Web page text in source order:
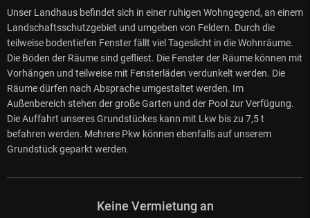
Unser Landhaus befindet sich in einer ruhigen Wohngegend, an einem
Landschaftsschutzgebiet und umgeben von Feldern. Durch die
teilweise bodentiefen Fenster fällt viel Tageslicht in die Wohnräume.
Die Böden der Räume sind gefliest. Die Fenster der Räume können mit
Vorhängen und teilweise mit Fensterläden verdunkelt werden. Die
Räume dürfen nach Absprache umgestaltet werden. Im
Außenbereich stehen der große Garten und der Pool zur Verfügung.
Die Auffahrt unseres Grundstückes kann mit Lkw bis zu 7,5 t
befahren werden. Mehrere Pkw können ebenfalls auf unserem
Grundstück geparkt werden.
Keine Vermietung an